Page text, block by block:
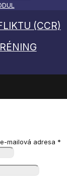
(CCR)
mailová adresa *